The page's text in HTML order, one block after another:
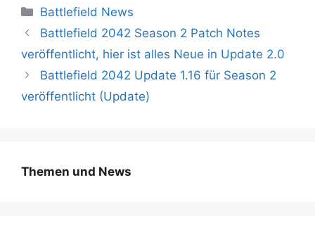
Kategorien
Battlefield News
Battlefield 2042 Season 2 Patch Notes
veröffentlicht, hier ist alles Neue in Update 2.0
Battlefield 2042 Update 1.16 für Season 2
veröffentlicht (Update)
Themen und News